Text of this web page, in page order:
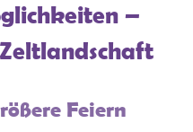
–
Feiern